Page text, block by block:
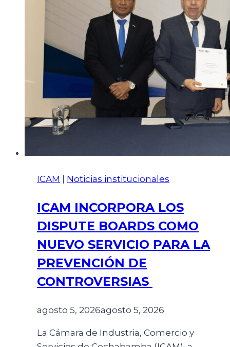
ICAM Noticias institucionales
ICAM INCORPORA LOS
DISPUTE BOARDS COMO
NUEVO SERVICIO PARA LA
PREVENCIÓN DE
CONTROVERSIAS
agosto 5, 2026agosto 5, 2026
La Cámara de Industria, Comercio y